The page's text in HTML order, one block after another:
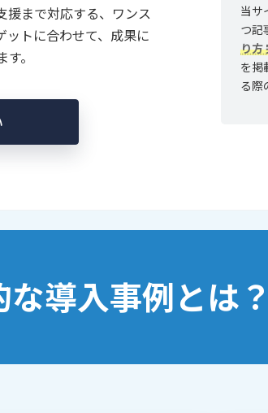
援まで対応する、ワンス
ットに合わせて、成果に
。
当サ
つ記
り方
を掲
る際
な導入事例とは？